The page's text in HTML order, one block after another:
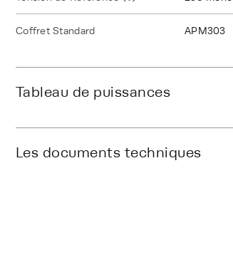
Coffret Standard APM303
Tableau de puissances
Les documents techniques